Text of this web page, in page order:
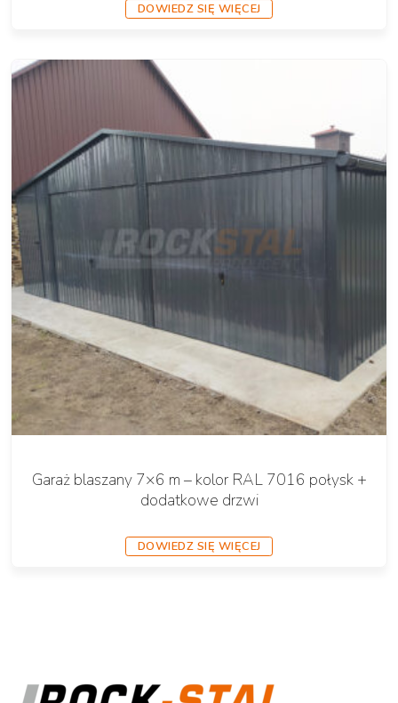
DOWIEDZ SIĘ WIĘCEJ
Garaż blaszany 7×6 m – kolor RAL 7016 połysk +
dodatkowe drzwi
DOWIEDZ SIĘ WIĘCEJ